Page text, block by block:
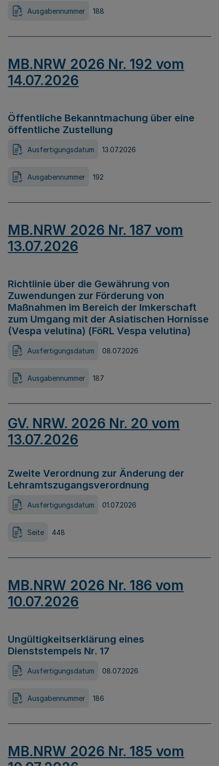
Ausgabennummer 188
MB.NRW 2026 Nr. 192 vom
14.07.2026
Öffentliche Bekanntmachung über eine
öffentliche Zustellung
Ausfertigungsdatum 13.07.2026
Ausgabennummer 192
MB.NRW 2026 Nr. 187 vom
13.07.2026
Richtlinie über die Gewährung von
Zuwendungen zur Förderung von
Maßnahmen im Bereich der Imkerschaft
zum Umgang mit der Asiatischen Hornisse
(Vespa velutina) (FöRL Vespa velutina)
Ausfertigungsdatum 08.07.2026
Ausgabennummer 187
GV. NRW. 2026 Nr. 20 vom
13.07.2026
Zweite Verordnung zur Änderung der
Lehramtszugangsverordnung
Ausfertigungsdatum 01.07.2026
Seite 448
MB.NRW 2026 Nr. 186 vom
10.07.2026
Ungültigkeitserklärung eines
Dienststempels Nr. 17
Ausfertigungsdatum 08.07.2026
Ausgabennummer 186
MB.NRW 2026 Nr. 185 vom